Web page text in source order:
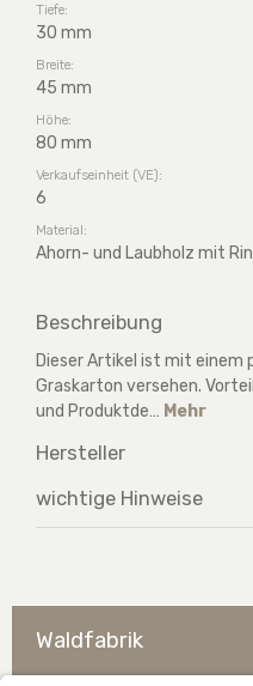
Tiefe:
30 mm
Breite:
45 mm
Höhe:
80 mm
Verkaufseinheit (VE):
6
Material:
Ahorn- und Laubholz mit
Beschreibung
Dieser Artikel ist mit
Graskarton versehen.
und Produktde… Mehr
Hersteller
wichtige Hinweise
Waldfabrik